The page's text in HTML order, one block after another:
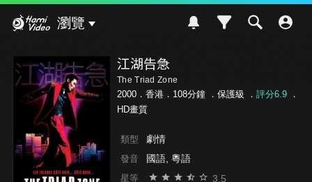
瀏覽
江湖告急
The Triad Zone
2000．香港．108分鐘 ． 保護級 ． 評分6.9．
HD畫質
類型 劇情
發音 國語, 粵語
星等 3.5